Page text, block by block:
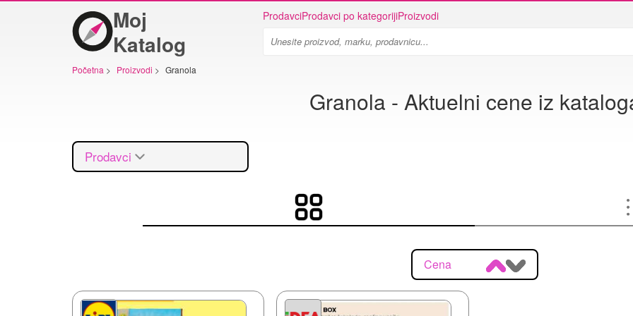
Moj
Katalog
ProdavciProdavci po kategorijiProizvodi
Početna > Proizvodi > Granola
Granola - Aktuelni cene iz
Prodavci
Cena